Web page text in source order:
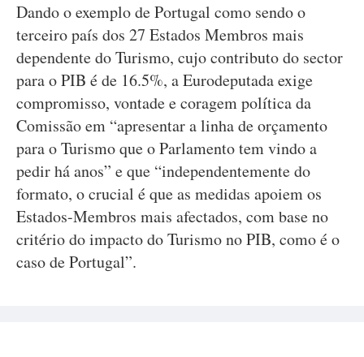
Dando o exemplo de Portugal como sendo o
terceiro país dos 27 Estados Membros mais
dependente do Turismo, cujo contributo do sector
para o PIB é de 16.5%, a Eurodeputada exige
compromisso, vontade e coragem política da
Comissão em “apresentar a linha de orçamento
para o Turismo que o Parlamento tem vindo a
pedir há anos” e que “independentemente do
formato, o crucial é que as medidas apoiem os
Estados-Membros mais afectados, com base no
critério do impacto do Turismo no PIB, como é o
caso de Portugal”.